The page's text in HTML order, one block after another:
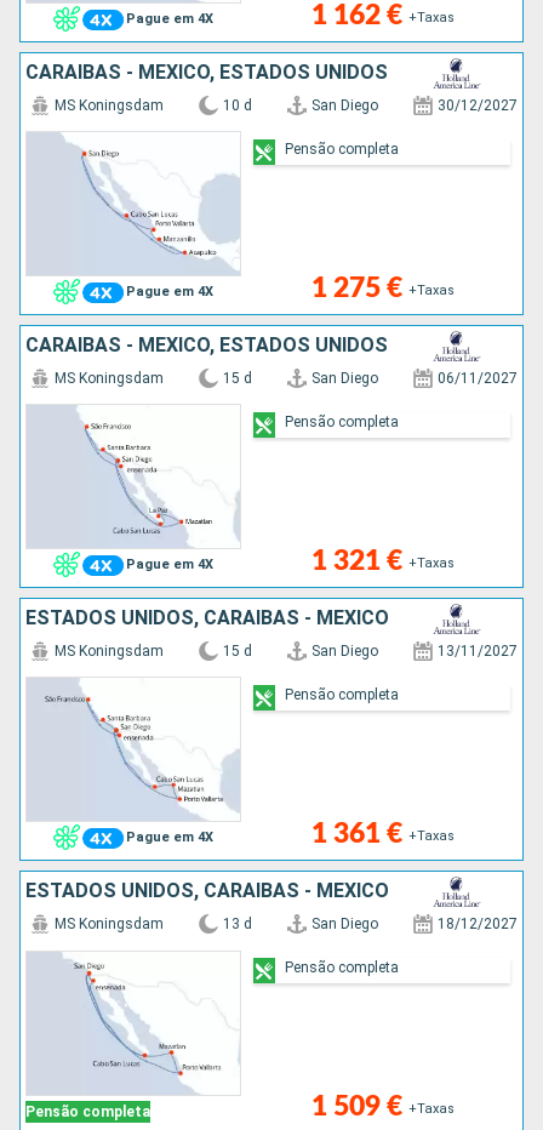
Pague em 4X 1 162 € +Taxas
CARAIBAS - MEXICO, ESTADOS UNIDOS
Pague em 4X
MS Koningsdam 10 d San Diego 30/12/2027
1 275 € +Taxas
Pensão completa
CARAIBAS - MEXICO, ESTADOS UNIDOS
Pague em 4X
MS Koningsdam 15 d San Diego 06/11/2027
1 321 € +Taxas
Pensão completa
ESTADOS UNIDOS, CARAIBAS - MEXICO
Pague em 4X
MS Koningsdam 15 d San Diego 13/11/2027
1 361 € +Taxas
Pensão completa
ESTADOS UNIDOS, CARAIBAS - MEXICO
Pensão completa
MS Koningsdam 13 d San Diego 18/12/2027
1 509 € +Taxas
Pensão completa